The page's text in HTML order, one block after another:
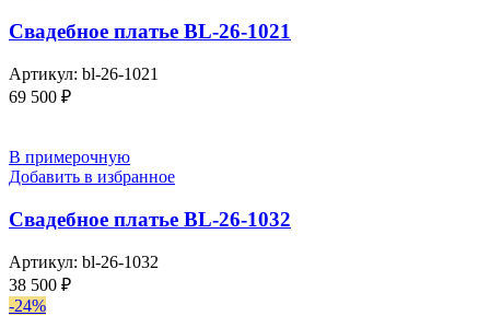
Свадебное платье BL-26-1021
Артикул: bl-26-1021
69 500 ₽
В примерочную
Добавить в избранное
Свадебное платье BL-26-1032
Артикул: bl-26-1032
38 500 ₽
-24%